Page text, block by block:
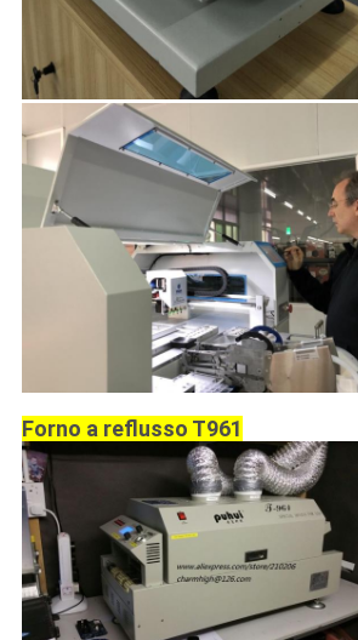
Forno a reflusso T961